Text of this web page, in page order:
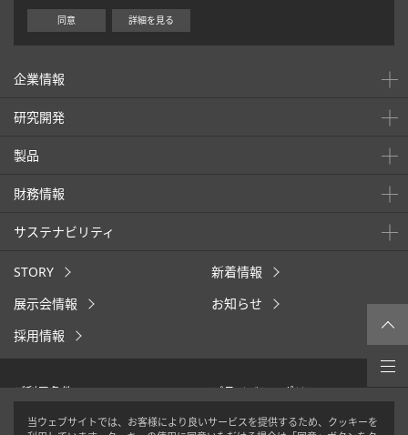
当ウェブサイトでは、お客様により良いサービスを提供するため、クッキーを
同意 詳細を見る
企業情報
研究開発
製品
財務情報
サステナビリティ
STORY
新着情報
展示会情報
お知らせ
採用情報
ご利用条件
プライバシーポリシー
クッキーポリシー
ウェブアクセシビリティ